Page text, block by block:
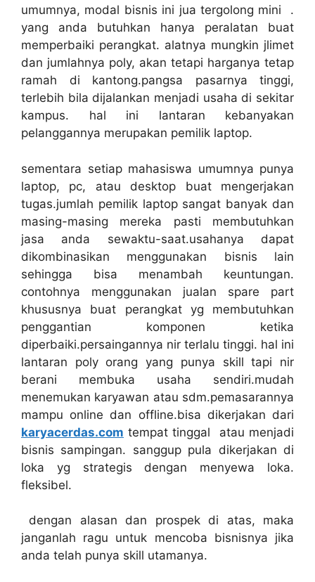
umumnya, modal bisnis ini jua tergolong mini .
yang anda butuhkan hanya peralatan buat
memperbaiki perangkat. alatnya mungkin jlimet
dan jumlahnya poly, akan tetapi harganya tetap
ramah di kantong.pangsa pasarnya tinggi,
terlebih bila dijalankan menjadi usaha di sekitar
kampus. hal ini lantaran kebanyakan
pelanggannya merupakan pemilik laptop.
sementara setiap mahasiswa umumnya punya
laptop, pc, atau desktop buat mengerjakan
tugas.jumlah pemilik laptop sangat banyak dan
masing-masing mereka pasti membutuhkan
jasa anda sewaktu-saat.usahanya dapat
dikombinasikan menggunakan bisnis lain
sehingga bisa menambah keuntungan.
contohnya menggunakan jualan spare part
khususnya buat perangkat yg membutuhkan
penggantian komponen ketika
diperbaiki.persaingannya nir terlalu tinggi. hal ini
lantaran poly orang yang punya skill tapi nir
berani membuka usaha sendiri.mudah
menemukan karyawan atau sdm.pemasarannya
mampu online dan offline.bisa dikerjakan dari
karyacerdas.com tempat tinggal atau menjadi
bisnis sampingan. sanggup pula dikerjakan di
loka yg strategis dengan menyewa loka.
fleksibel.
dengan alasan dan prospek di atas, maka
janganlah ragu untuk mencoba bisnisnya jika
anda telah punya skill utamanya.